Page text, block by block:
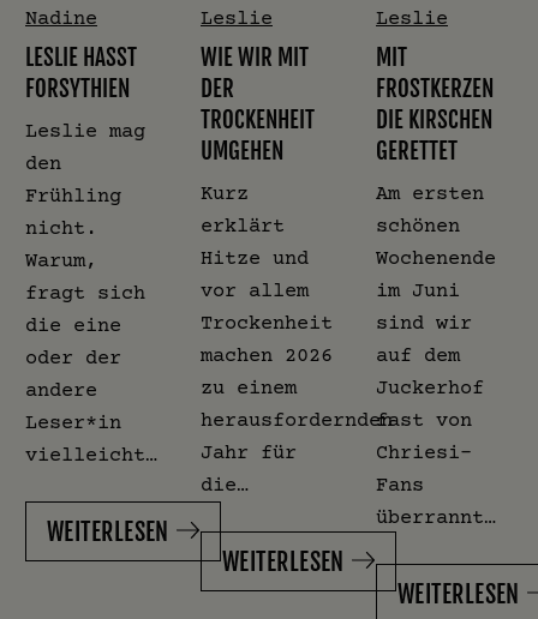
Nadine
LESLIE HASST
FORSYTHIEN
Leslie mag
den
Frühling
nicht.
Warum,
fragt sich
die eine
oder der
andere
Leser*in
vielleicht…
WEITERLESEN
Leslie
WIE WIR MIT
DER
TROCKENHEIT
UMGEHEN
Kurz
erklärt
Hitze und
vor allem
Trockenheit
machen 2026
zu einem
herausfordernden
Jahr für
die…
WEITERLESEN
Leslie
MIT
FROSTKERZEN
DIE KIRSCHEN
GERETTET
Am ersten
schönen
Wochenende
im Juni
sind wir
auf dem
Juckerhof
fast von
Chriesi-
Fans
überrannt…
WEITERLESEN